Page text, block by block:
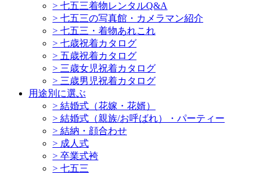
> 七五三着物レンタルQ&A
> 七五三の写真館・カメラマン紹介
> 七五三・着物あれこれ
> 七歳祝着カタログ
> 五歳祝着カタログ
> 三歳女児祝着カタログ
> 三歳男児祝着カタログ
用途別に選ぶ
> 結婚式（花嫁・花婿）
> 結婚式（親族/お呼ばれ）・パーティー
> 結納・顔合わせ
> 成人式
> 卒業式袴
> 七五三